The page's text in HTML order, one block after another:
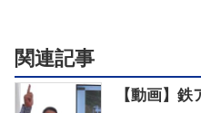
関連記事
【動画】